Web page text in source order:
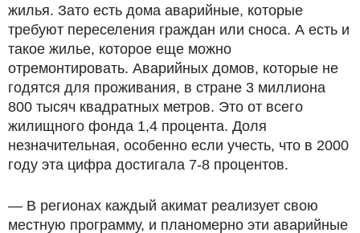
жилья. Зато есть дома аварийные, которые
требуют переселения граждан или сноса. А есть и
такое жилье, которое еще можно
отремонтировать. Аварийных домов, которые не
годятся для проживания, в стране 3 миллиона
800 тысяч квадратных метров. Это от всего
жилищного фонда 1,4 процента. Доля
незначительная, особенно если учесть, что в 2000
году эта цифра достигала 7-8 процентов.
— В регионах каждый акимат реализует свою
местную программу, и планомерно эти аварийные